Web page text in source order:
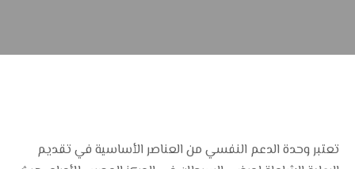
أورام الرأس والرقبة
تعتبر وحدة الدعم النفسي من العناصر الأساسية في تقديم